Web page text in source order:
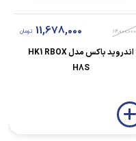
14,000,000
11,678,000 تومان
اندروید باکس مدل HK1 RBOX
H8S